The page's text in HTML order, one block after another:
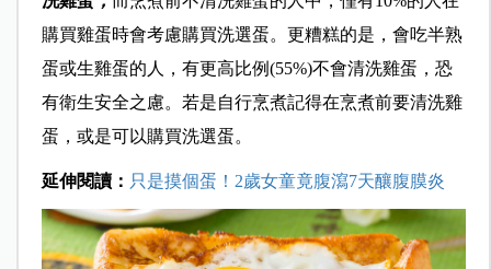
購買雞蛋時會考慮購買洗選蛋。 更糟糕的是，會吃半熟
蛋或生雞蛋的人，有更高比例(55%)不會清洗雞蛋，恐
有衛生安全之慮。若是自行烹煮記得在烹煮前要清洗雞
蛋，或是可以購買洗選蛋。
延伸閱讀： 只是摸個蛋！2歲女童竟腹瀉7天釀腹膜炎